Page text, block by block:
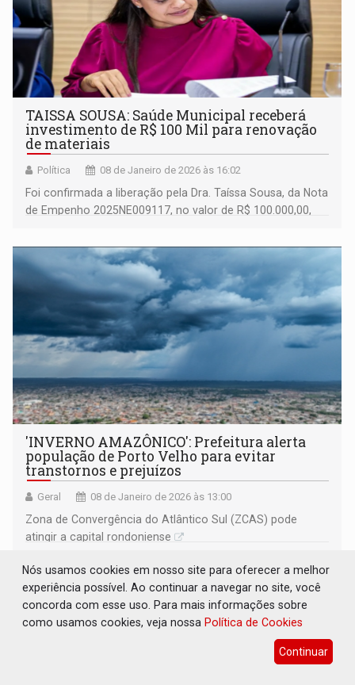
TAISSA SOUSA: Saúde Municipal receberá
investimento de R$ 100 Mil para renovação
de materiais
Política 08 de Janeiro de 2026 às 16:02
Foi confirmada a liberação pela Dra. Taíssa Sousa, da Nota
de Empenho 2025NE009117, no valor de R$ 100.000,00,
'INVERNO AMAZÔNICO': Prefeitura alerta
população de Porto Velho para evitar
transtornos e prejuízos
Geral 08 de Janeiro de 2026 às 13:00
Zona de Convergência do Atlântico Sul (ZCAS) pode
atingir a capital rondoniense
Nós usamos cookies em nosso site para oferecer a melhor
experiência possível. Ao continuar a navegar no site, você
concorda com esse uso. Para mais informações sobre
como usamos cookies, veja nossa Política de Cookies
Continuar